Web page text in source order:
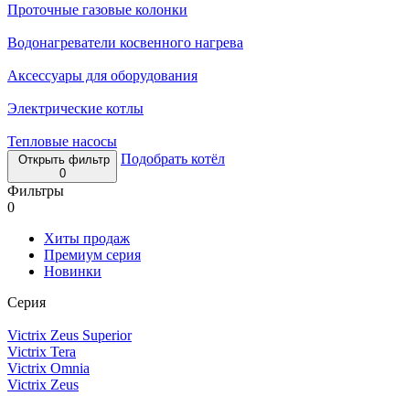
Проточные газовые колонки
Водонагреватели косвенного нагрева
Аксессуары для оборудования
Электрические котлы
Тепловые насосы
Открыть фильтр
0
Подобрать котёл
Фильтры
0
Хиты продаж
Премиум серия
Новинки
Серия
Victrix Zeus Superior
Victrix Tera
Victrix Omnia
Victrix Zeus